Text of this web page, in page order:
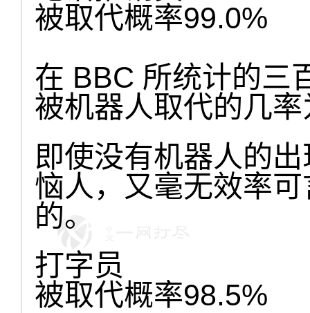
被取代概率99.0%
在 BBC 所统计的三
被机器人取代的几
即使没有机器人的
恼人，又毫无效率
的。
打字员
被取代概率98.5%